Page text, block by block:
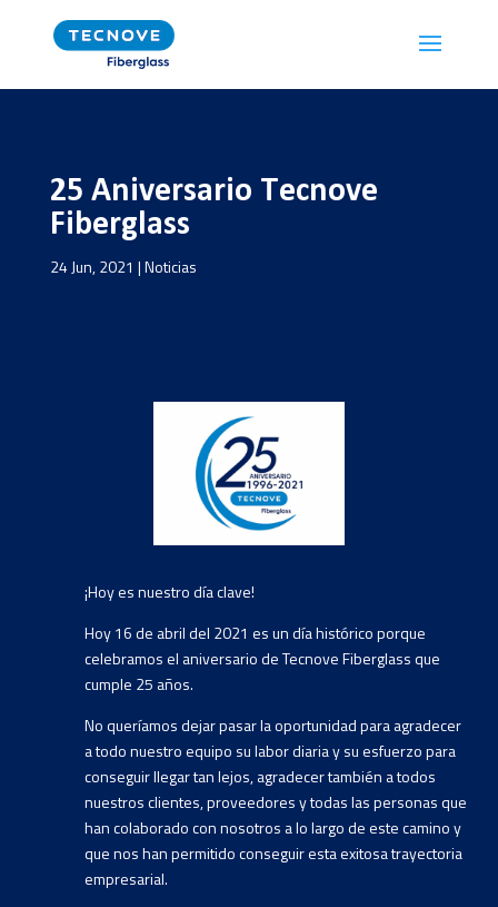
25 Aniversario Tecnove
Fiberglass
24 Jun, 2021 |Noticias
¡Hoy es nuestro día clave!
Hoy 16 de abril del 2021 es un día histórico porque
celebramos el aniversario de Tecnove Fiberglass que
cumple 25 años.
No queríamos dejar pasar la oportunidad para agradecer
a todo nuestro equipo su labor diaria y su esfuerzo para
conseguir llegar tan lejos, agradecer también a todos
nuestros clientes, proveedores y todas las personas que
han colaborado con nosotros a lo largo de este camino y
que nos han permitido conseguir esta exitosa trayectoria
empresarial.